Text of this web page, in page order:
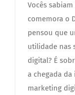
Vocês
comemora o
pensou que
utilidade nas
digital? É
a chegada
marketing